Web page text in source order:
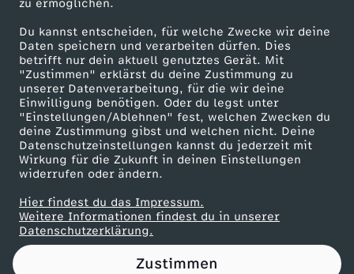
zu ermöglichen.
Du kannst entscheiden, für welche Zwecke wir deine
Daten speichern und verarbeiten dürfen. Dies
betrifft nur dein aktuell genutztes Gerät. Mit
"Zustimmen" erklärst du deine Zustimmung zu
unserer Datenverarbeitung, für die wir deine
Einwilligung benötigen. Oder du legst unter
"Einstellungen/Ablehnen" fest, welchen Zwecken du
deine Zustimmung gibst und welchen nicht. Deine
Datenschutzeinstellungen kannst du jederzeit mit
Wirkung für die Zukunft in deinen Einstellungen
widerrufen oder ändern.
Hier findest du das Impressum.
Weitere Informationen findest du in unserer
Datenschutzerklärung.
Zustimmen
a
s
t
#
2
3
-
ZDF goes Schule
Werbefernsehen
Mainzelmännchen
Partner